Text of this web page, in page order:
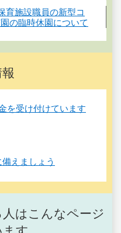
育施設職員の新型コ
の臨時休園について
を受け付けています
えましょう
はこんなページ
ます